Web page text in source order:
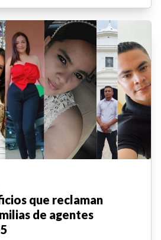
que reclaman
de agentes